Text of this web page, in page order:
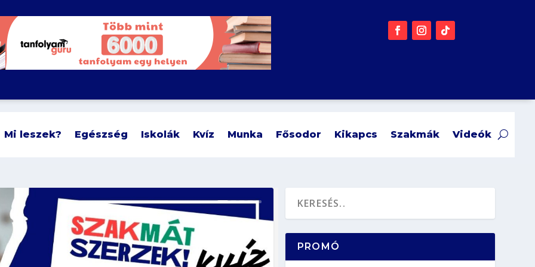
Mi leszek? Egészség Iskolák Kvíz Munka Fősodor Kikapcs Szakmák Videók
PROMÓ